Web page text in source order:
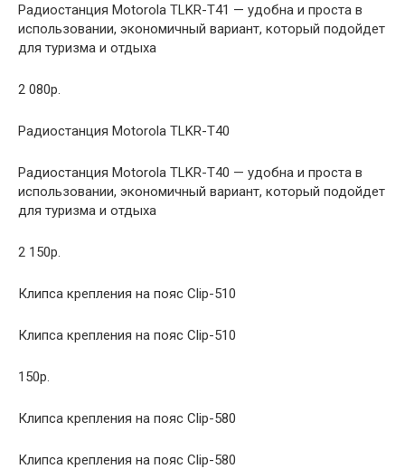
Радиостанция Motorola TLKR-T41 — удобна и проста в
использовании, экономичный вариант, который подойдет
для туризма и отдыха
2 080р.
Радиостанция Motorola TLKR-T40
Радиостанция Motorola TLKR-T40 — удобна и проста в
использовании, экономичный вариант, который подойдет
для туризма и отдыха
2 150р.
Клипса крепления на пояс Clip-510
Клипса крепления на пояс Clip-510
150р.
Клипса крепления на пояс Clip-580
Клипса крепления на пояс Clip-580